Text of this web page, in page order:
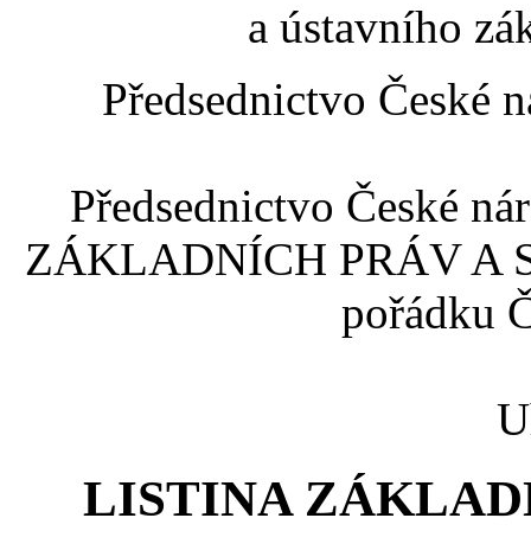
a ústavního
Předsednictvo České
Předsednictvo České
ZÁKLADNÍCH PRÁV A
pořádku
LISTINA